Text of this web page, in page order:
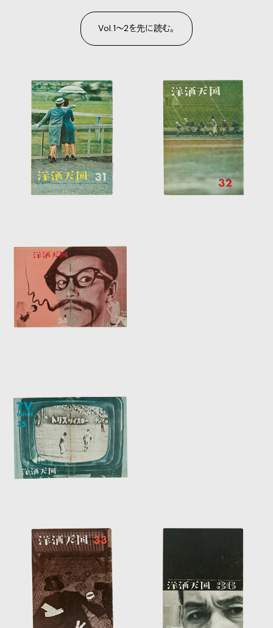
Vol.1〜2を先に読む。